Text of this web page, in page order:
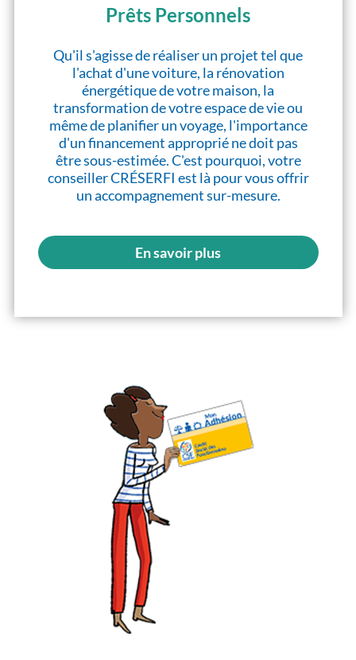
Prêts Personnels
Qu'il s'agisse de réaliser un projet tel que
l'achat d'une voiture, la rénovation
énergétique de votre maison, la
transformation de votre espace de vie ou
même de planifier un voyage, l'importance
d'un financement approprié ne doit pas
être sous-estimée. C'est pourquoi, votre
conseiller CRÉSERFI est là pour vous offrir
un accompagnement sur-mesure.
En savoir plus